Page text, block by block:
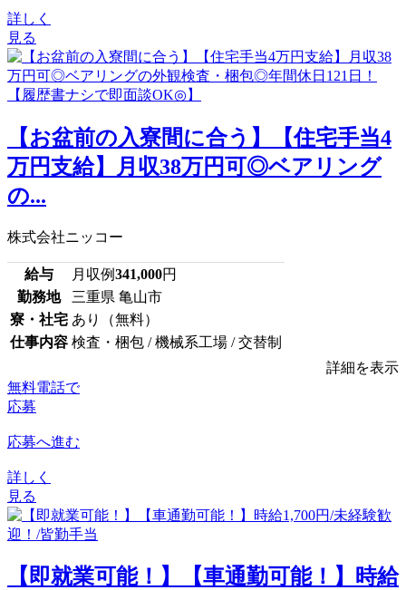
詳しく
見る
【お盆前の入寮間に合う】【住宅手当4
万円支給】月収38万円可◎ベアリング
の...
株式会社ニッコー
給与 月収例341,000円
勤務地
三重県 亀山市
寮・社宅 あり（無料）
仕事内容 検査・梱包 / 機械系工場 / 交替制
詳細を表示
無料電話で
応募
応募へ進む
詳しく
見る
【即就業可能！】【車通勤可能！】時給